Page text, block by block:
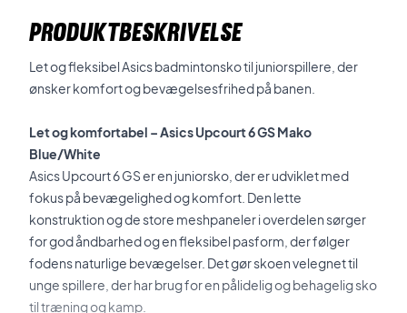
PRODUKTBESKRIVELSE
Let og fleksibel Asics badmintonsko til juniorspillere, der
ønsker komfort og bevægelsesfrihed på banen.
Let og komfortabel – Asics Upcourt 6 GS Mako
Blue/White
Asics Upcourt 6 GS er en juniorsko, der er udviklet med
fokus på bevægelighed og komfort. Den lette
konstruktion og de store meshpaneler i overdelen sørger
for god åndbarhed og en fleksibel pasform, der følger
fodens naturlige bevægelser. Det gør skoen velegnet til
unge spillere, der har brug for en pålidelig og behagelig sko
til træning og kamp.